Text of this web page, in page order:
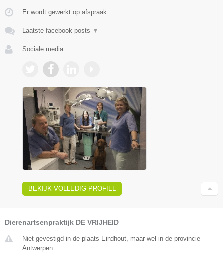
Er wordt gewerkt op afspraak.
Laatste facebook posts ▼
Sociale media:
BEKIJK VOLLEDIG PROFIEL
Dierenartsenpraktijk DE VRIJHEID
Niet gevestigd in de plaats Eindhout, maar wel in de provincie
Antwerpen.